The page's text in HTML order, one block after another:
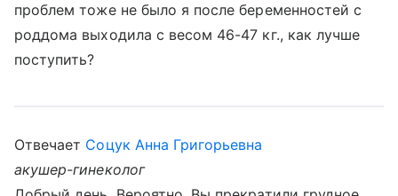
проблем тоже не было я после беременностей с
роддома выходила с весом 46-47 кг., как лучше
поступить?
Отвечает Соцук Анна Григорьевна
акушер-гинеколог